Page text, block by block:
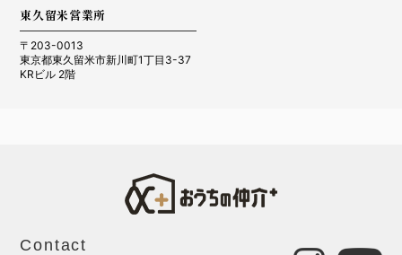
東久留米営業所
〒203-0013
東京都東久留米市新川町1丁目3-37
KRビル 2階
Contact